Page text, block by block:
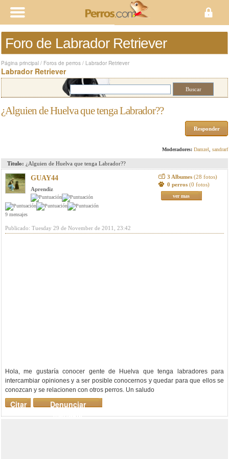
Foro de Labrador Retriever
Página principal / Foros de perros / Labrador Retriever
Labrador Retriever
¿Alguien de Huelva que tenga Labrador??
Responder
Moderadores: Damzel sandrarf
Titulo: ¿Alguien de Huelva que tenga Labrador??
GUAY44
Aprendiz
9 mensajes
3 Albumes (28 fotos)
0 perros (0 fotos)
ver mas
Publicado: Tuesday 29 de November de 2011, 23:42
Hola, me gustaría conocer gente de Huelva que tenga labradores para
intercambiar opiniones y a ser posible conocernos y quedar para que ellos se
conozcan y se relacionen con otros perros. Un saludo
Denunciar
mensaje
Citar